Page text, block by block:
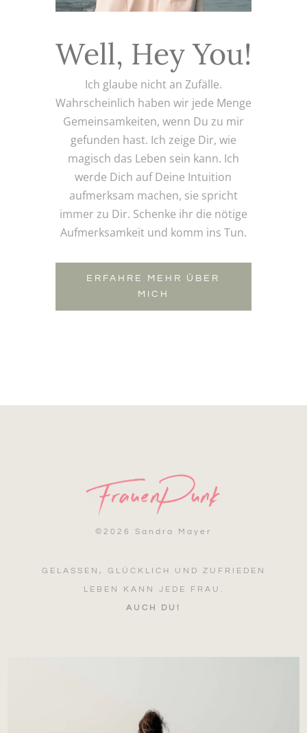
Well, Hey You!
Ich glaube nicht an Zufälle.
Wahrscheinlich haben wir jede Menge
Gemeinsamkeiten, wenn Du zu mir
gefunden hast. Ich zeige Dir, wie
magisch das Leben sein kann. Ich
werde Dich auf Deine Intuition
aufmerksam machen, sie spricht
immer zu Dir. Schenke ihr die nötige
Aufmerksamkeit und komm ins Tun.
ERFAHRE MEHR ÜBER
MICH
© 2026 Sandra Mayer
GELASSEN, GLÜCKLICH UND ZUFRIEDEN
LEBEN KANN JEDE FRAU.
AUCH DU!